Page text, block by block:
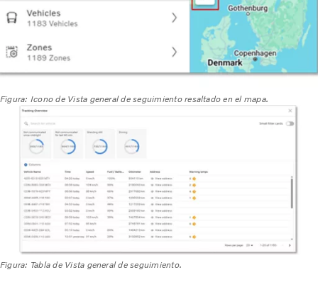
Figura: Icono de Vista general de seguimiento resaltado en el mapa.
Figura: Tabla de Vista general de seguimiento.